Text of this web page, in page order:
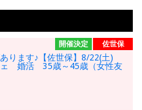
開催決定 佐世保
ります♪【佐世保】8/22(土)
婚活 35歳～45歳（女性友